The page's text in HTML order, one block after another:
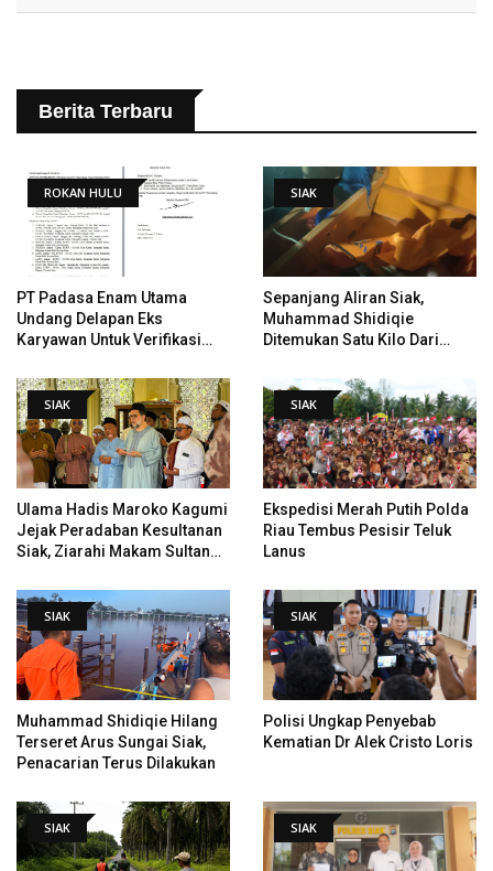
Berita Terbaru
ROKAN HULU
PT Padasa Enam Utama
Undang Delapan Eks
Karyawan Untuk Verifikasi
PHI
SIAK
Sepanjang Aliran Siak,
Muhammad Shidiqie
Ditemukan Satu Kilo Dari
SIAK
Ulama Hadis Maroko Kagumi
Jejak Peradaban Kesultanan
Siak, Ziarahi Makam Sultan
SIAK
Ekspedisi Merah Putih Polda
Riau Tembus Pesisir Teluk
Lanus
SIAK
Muhammad Shidiqie Hilang
Terseret Arus Sungai Siak,
Penacarian Terus Dilakukan
SIAK
Polisi Ungkap Penyebab
Kematian Dr Alek Cristo Loris
SIAK SIAK